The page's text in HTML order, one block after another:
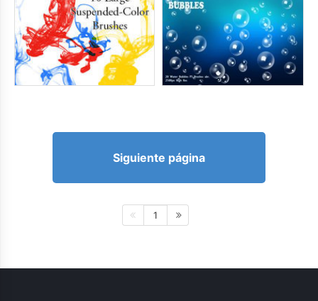
Siguiente página
1